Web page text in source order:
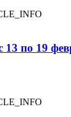
13 по 19